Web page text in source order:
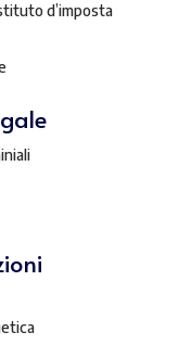
d’imposta